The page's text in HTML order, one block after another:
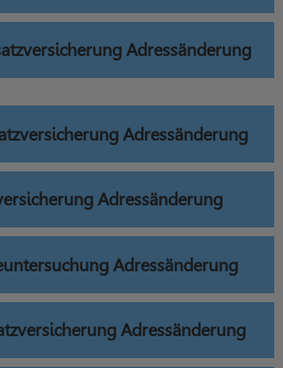
Adressänderung
Adressänderung
Adressänderung
Adressänderung
Adressänderung